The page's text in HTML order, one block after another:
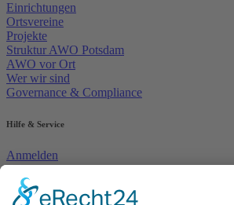
Einrichtungen
Ortsvereine
Projekte
Struktur AWO Potsdam
AWO vor Ort
Wer wir sind
Governance & Compliance
Hilfe & Service
Anmelden
Mitglied werden
Kontakt
Inhaltsverzeichnis